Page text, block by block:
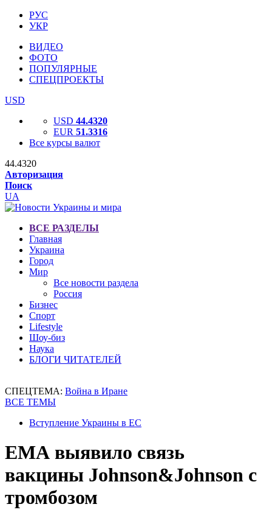
РУС
УКР
ВИДЕО
ФОТО
ПОПУЛЯРНЫЕ
СПЕЦПРОЕКТЫ
USD
USD 44.4320
EUR 51.3316
Все курсы валют
44.4320
Авторизация
Поиск
UA
ВСЕ РАЗДЕЛЫ
Главная
Украина
Город
Мир
Все новости раздела
Россия
Бизнес
Спорт
Lifestyle
Шоу-биз
Наука
БЛОГИ ЧИТАТЕЛЕЙ
СПЕЦТЕМА: Война в Иране
ВСЕ ТЕМЫ
Вступление Украины в ЕС
ЕМА выявило связь
вакцины Johnson&Johnson с
тромбозом